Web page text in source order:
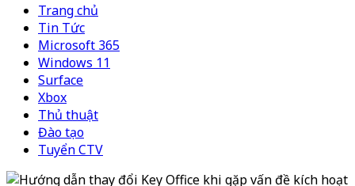
Trang chủ
Tin Tức
Microsoft 365
Windows 11
Surface
Xbox
Thủ thuật
Đào tạo
Tuyển CTV